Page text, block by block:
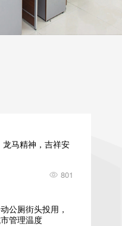
马精神，吉祥安
801
公厕街头投用，
管理温度